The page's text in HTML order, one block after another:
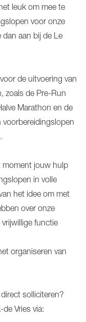
leuk om mee te
voor onze
aan bij de Le
de uitvoering van
zoals de Pre-Run
Marathon en de
voorbereidingslopen
moment jouw hulp
in volle
het idee om met
over onze
functie
organiseren van
solliciteren?
Vries via: